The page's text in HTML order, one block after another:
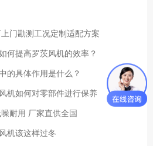
门勘测工况定制适配方案
何提高罗茨风机的效率？
的具体作用是什么？
机如何对零部件进行保养
耐用 厂家直供全国
机该这样过冬